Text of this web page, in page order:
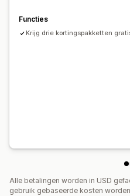
Bewerkingstool
Aangepaste code
Functies
Krijg drie kortingspakketten
Alle betalingen worden in USD
gebruik gebaseerde kosten